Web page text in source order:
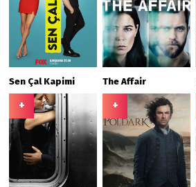
Sen Çal Kapimi The Affair
+ +